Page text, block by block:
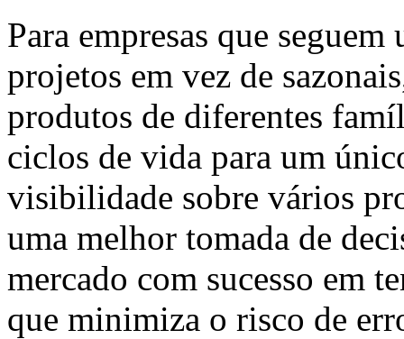
Para empresas que
projetos em vez de
produtos de diferentes
ciclos de vida para um
visibilidade sobre vários
uma melhor tomada de
mercado com sucesso em
que minimiza o risco de